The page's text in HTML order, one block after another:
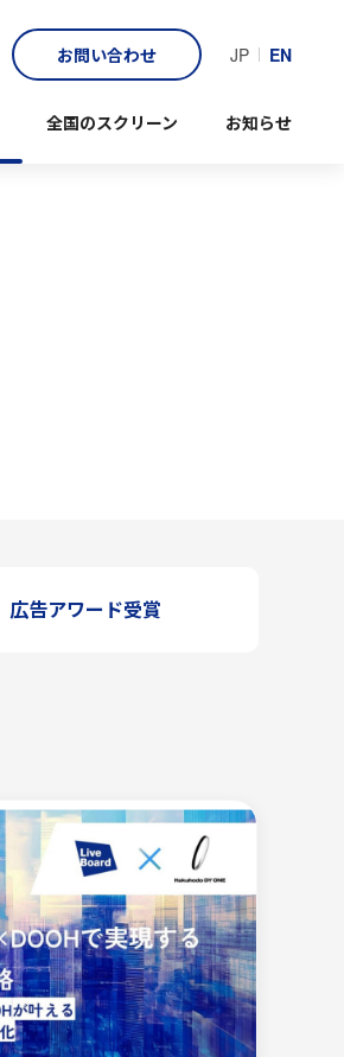
お問い合わせ JP EN
全国のスクリーン お知らせ
広告アワード受賞